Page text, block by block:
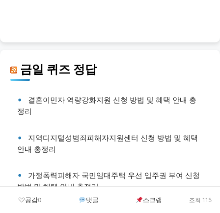
금일 퀴즈 정답
결혼이민자 역량강화지원 신청 방법 및 혜택 안내 총
정리
지역디지털성범죄피해자지원센터 신청 방법 및 혜택
안내 총정리
가정폭력피해자 국민임대주택 우선 입주권 부여 신청
방법 및 혜택 안내 총정리
공감0 댓글 스크랩 조회 115